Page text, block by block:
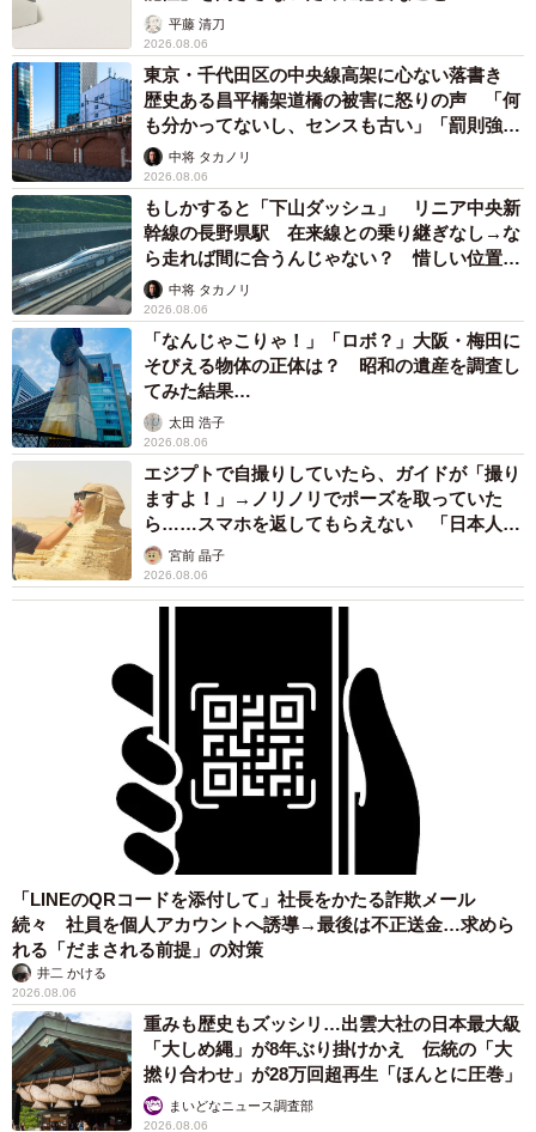
平藤 清刀
2026.08.06
東京・千代田区の中央線高架に心ない落書き
歴史ある昌平橋架道橋の被害に怒りの声 「何
も分かってないし、センスも古い」「罰則強化
して」中将 タカノリ
2026.08.06
もしかすると「下山ダッシュ」 リニア中央新
幹線の長野県駅 在来線との乗り継ぎなし→な
ら走れば間に合うんじゃない？ 惜しい位置関
係が反響
中将 タカノリ
2026.08.06
「なんじゃこりゃ！」「ロボ？」大阪・梅田に
そびえる物体の正体は？ 昭和の遺産を調査し
てみた結果…
太田 浩子
2026.08.06
エジプトで自撮りしていたら、ガイドが「撮り
ますよ！」→ノリノリでポーズを取っていた
ら……スマホを返してもらえない 「日本人は
カモ代表かも」「私は6時間で3万円払った」
宮前 晶子
2026.08.06
「LINEのQRコードを添付して」社長をかたる詐欺メール
続々 社員を個人アカウントへ誘導→最後は不正送金…求めら
れる「だまされる前提」の対策
井二 かける
2026.08.06
重みも歴史もズッシリ…出雲大社の日本最大級
「大しめ縄」が8年ぶり掛けかえ 伝統の「大
撚り合わせ」が28万回超再生「ほんとに圧巻」
まいどなニュース調査部
2026.08.06